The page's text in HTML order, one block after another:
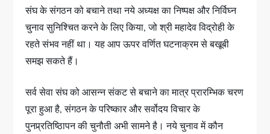
संघ के संगठन को बचाने तथा नये अध्यक्ष का निष्पक्ष और निर्विघ्न
चुनाव सुनिश्चित करने के लिए किया, जो श्री महादेव विद्रोही के
रहते संभव नहीं था। यह आप ऊपर वर्णित घटनाक्रम से बखूबी
समझ सकते हैं।
सर्व सेवा संघ को आसन्न संकट से बचाने का मात्र प्रारम्भिक चरण
पूरा हुआ है, संगठन के परिष्कार और सर्वोदय विचार के
पुनप्र्रतिष्ठिापन की चुनौती अभी सामने है। नये चुनाव में कौन